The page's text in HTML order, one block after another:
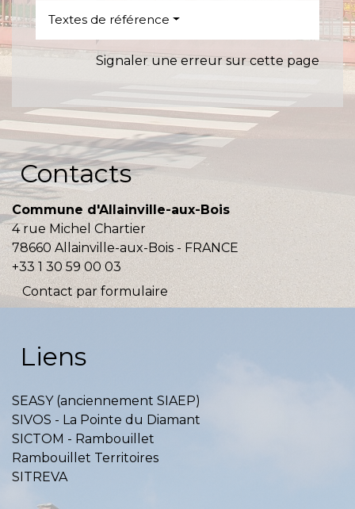
Textes de référence
Signaler une erreur sur cette page
Contacts
Commune d'Allainville-aux-Bois
4 rue Michel Chartier
78660 Allainville-aux-Bois - FRANCE
+33 1 30 59 00 03
Contact par formulaire
Liens
SEASY (anciennement SIAEP)
SIVOS - La Pointe du Diamant
SICTOM - Rambouillet
Rambouillet Territoires
SITREVA